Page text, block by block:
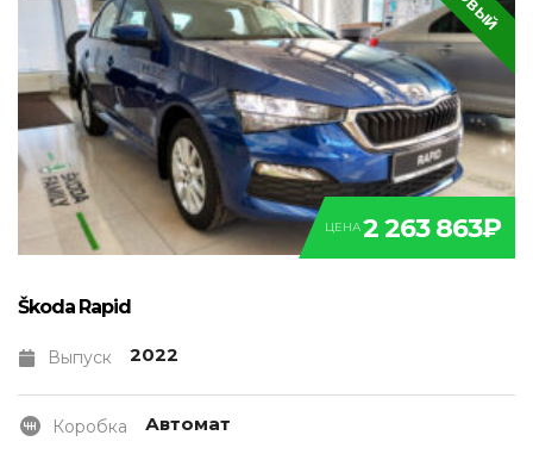
ЦЕНА2 263 863₽
Škoda Rapid
Выпуск 2022
Коробка Автомат